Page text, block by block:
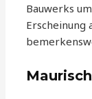
Bauwerks
Erscheinung